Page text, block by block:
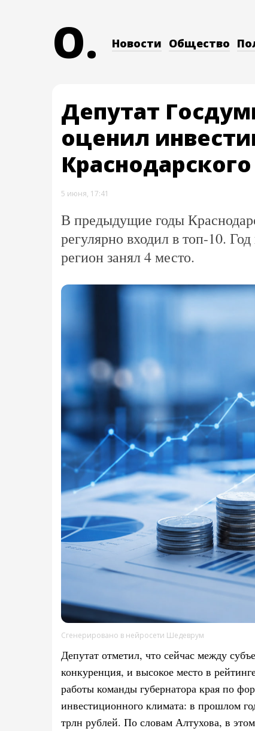
O. Новости Общество
Депутат
оценил
5 июня, 17:41
В предыдущие годы
регулярно входил в топ-10.
регион занял 4 место.
Сгенерировано в нейросети Шедеврум
Депутат отметил, что сейчас между
конкуренция, и высокое место в
работы команды губернатора края по
инвестиционного климата: в прошлом
трлн рублей. По словам Алтухова, в